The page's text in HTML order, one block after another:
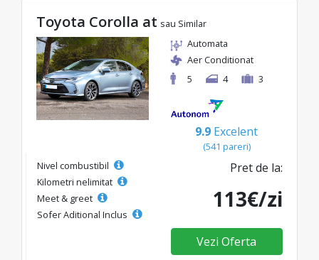
Toyota Corolla at sau Similar
Automata
Aer Conditionat
5
4 3
9.9 Excelent
(541 pareri)
Nivel combustibil
Kilometri nelimitat
Meet & greet
Sofer Aditional Inclus
Pret de la:
113€/zi
Vezi Oferta